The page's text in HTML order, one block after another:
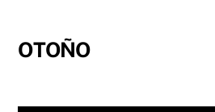
OTOÑO